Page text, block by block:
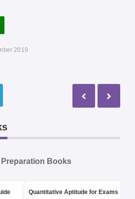
2019
Preparation Books
Quantitative Aptitude for Exams